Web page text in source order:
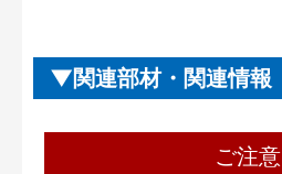
関連部材・関連情報
ご注意